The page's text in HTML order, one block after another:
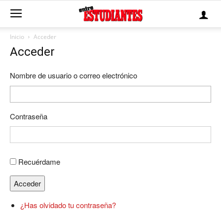
Inicio Acceder
Acceder
Nombre de usuario o correo electrónico
Contraseña
Recuérdame
Acceder
¿Has olvidado tu contraseña?